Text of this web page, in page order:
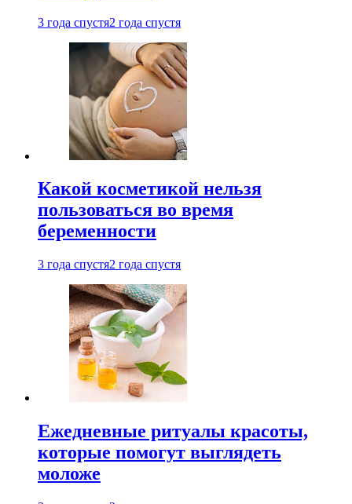
3 года спустя2 года спустя
Какой косметикой нельзя
пользоваться во время
беременности
3 года спустя2 года спустя
Ежедневные ритуалы красоты,
которые помогут выглядеть
моложе